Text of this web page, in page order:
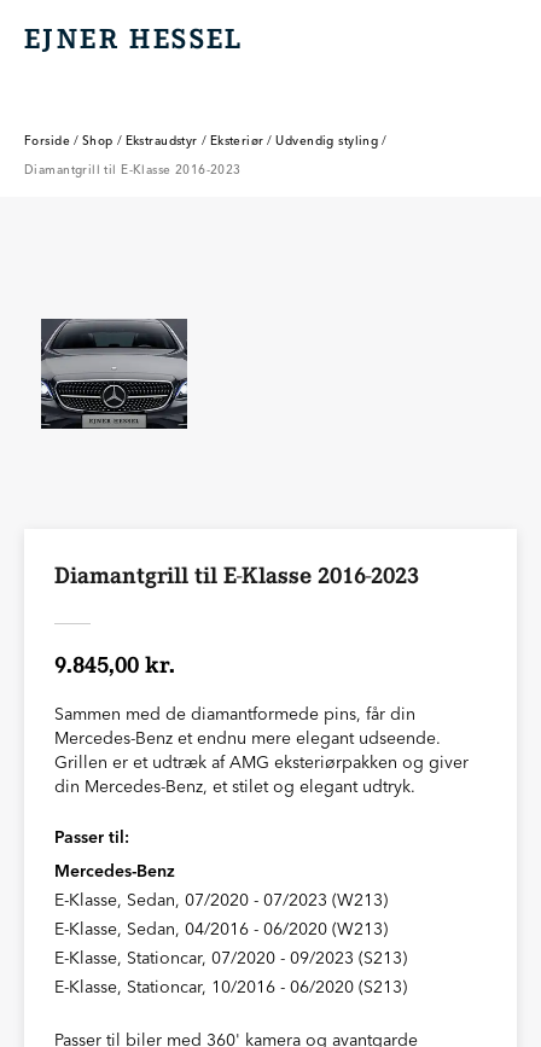
EJNER HESSEL
EJNER HESSEL
Forside / Shop / Ekstraudstyr / Eksteriør / Udvendig styling /
Diamantgrill til E-Klasse 2016-2023
Diamantgrill til E-Klasse 2016-2023
9.845,00 kr.
Sammen med de diamantformede pins, får din
Mercedes-Benz et endnu mere elegant udseende.
Grillen er et udtræk af AMG eksteriørpakken og giver
din Mercedes-Benz, et stilet og elegant udtryk.
Passer til:
Mercedes-Benz
E-Klasse, Sedan, 07/2020 - 07/2023 (W213)
E-Klasse, Sedan, 04/2016 - 06/2020 (W213)
E-Klasse, Stationcar, 07/2020 - 09/2023 (S213)
E-Klasse, Stationcar, 10/2016 - 06/2020 (S213)
Passer til biler med 360' kamera og avantgarde